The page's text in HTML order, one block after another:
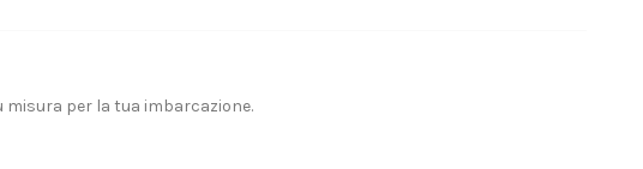
misura per la tua imbarcazione.